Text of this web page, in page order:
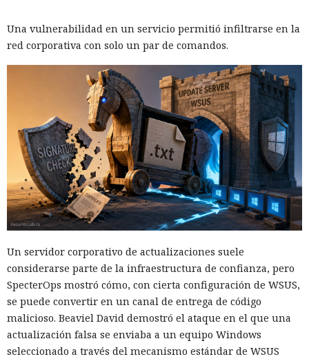
Una vulnerabilidad en un servicio permitió infiltrarse en la
red corporativa con solo un par de comandos.
Un servidor corporativo de actualizaciones suele
considerarse parte de la infraestructura de confianza, pero
SpecterOps mostró cómo, con cierta configuración de WSUS,
se puede convertir en un canal de entrega de código
malicioso. Beaviel David demostró el ataque en el que una
actualización falsa se enviaba a un equipo Windows
seleccionado a través del mecanismo estándar de WSUS